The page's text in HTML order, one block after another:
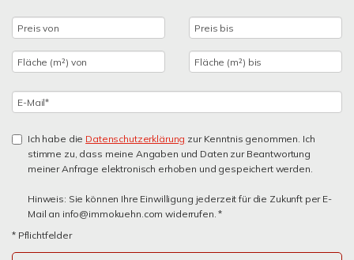
Ich habe die Datenschutzerklärung zur Kenntnis genommen. Ich
stimme zu, dass meine Angaben und Daten zur Beantwortung
meiner Anfrage elektronisch erhoben und gespeichert werden.
Hinweis: Sie können Ihre Einwilligung jederzeit für die Zukunft per E-
Mail an info@immokuehn.com widerrufen. *
* Pflichtfelder